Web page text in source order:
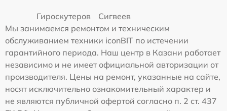
Гироскутеров
Сигвеев
Мы занимаемся ремонтом и техническим
обслуживанием техники iconBIT по истечении
гарантийного периода. Наш центр в Казани работает
независимо и не имеет официальной авторизации от
производителя. Цены на ремонт, указанные на сайте,
носят исключительно ознакомительный характер и
не являются публичной офертой согласно п. 2 ст. 437